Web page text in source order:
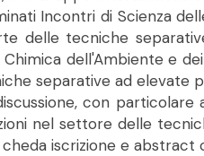
Incontri di Scienza
delle tecniche
Chimica dell'Ambiente e
separative ad elevate
con
nel settore delle
iscrizione e